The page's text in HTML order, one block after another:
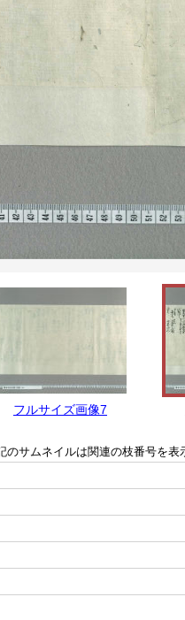
フルサイズ画像7
のサムネイルは関連の枝番号を表